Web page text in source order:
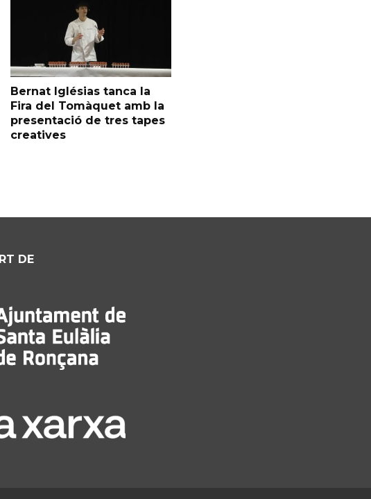
Bernat Iglésias tanca la
Fira del Tomàquet amb la
presentació de tres tapes
creatives
DE